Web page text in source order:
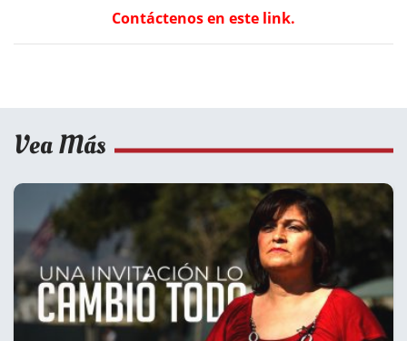
Contáctenos en este link.
Vea Más